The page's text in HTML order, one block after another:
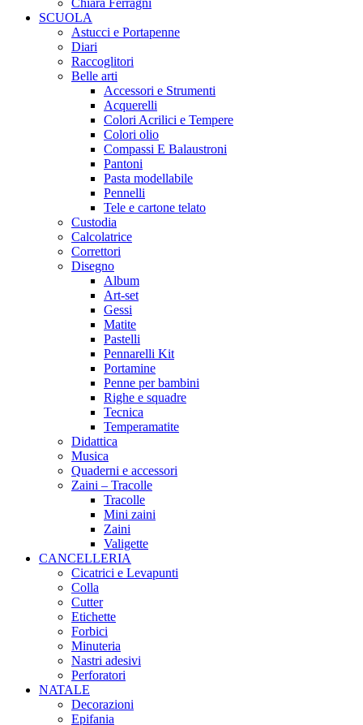
SCUOLA
Astucci e Portapenne
Diari
Raccoglitori
Belle arti
Accessori e Strumenti
Acquerelli
Colori Acrilici e Tempere
Colori olio
Compassi E Balaustroni
Pantoni
Pasta modellabile
Pennelli
Tele e cartone telato
Custodia
Calcolatrice
Correttori
Disegno
Album
Art-set
Gessi
Matite
Pastelli
Pennarelli Kit
Portamine
Penne per bambini
Righe e squadre
Tecnica
Temperamatite
Didattica
Musica
Quaderni e accessori
Zaini – Tracolle
Tracolle
Mini zaini
Zaini
Valigette
CANCELLERIA
Cicatrici e Levapunti
Colla
Cutter
Etichette
Forbici
Minuteria
Nastri adesivi
Perforatori
NATALE
Decorazioni
Epifania